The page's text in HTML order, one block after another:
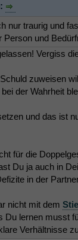
nur traurig und
Person und
Vergiss
zuweisen
der Wahrheit
und das ist
für die
Du ja auch in
in der
nicht mit dem
Du lernen musst
Verhältnisse